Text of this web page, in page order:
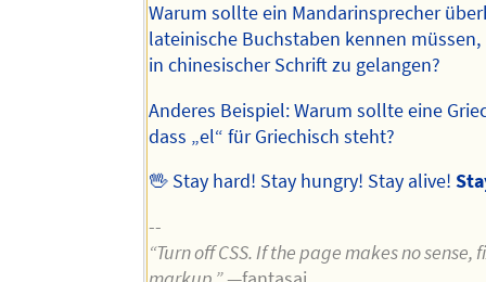
Warum sollte ein Mandarinsprecher
lateinische Buchstaben kennen
in chinesischer Schrift zu gelangen?
Anderes Beispiel: Warum sollte eine
dass „el“ für Griechisch steht?
🖖 Stay hard! Stay hungry! Stay alive!
--
“Turn off CSS. If the page makes no sense,